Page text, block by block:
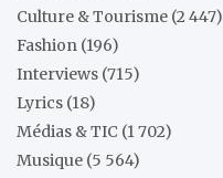
Culture & Tourisme (2 447)
Fashion (196)
Interviews (715)
Lyrics (18)
Médias & TIC (1 702)
Musique (5 564)